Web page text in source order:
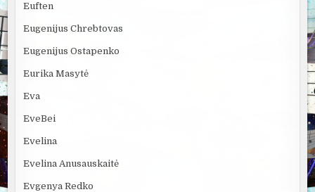
Euften
Eugenijus Chrebtovas
Eugenijus Ostapenko
Eurika Masytė
Eva
EveBei
Evelina
Evelina Anusauskaitė
Evgenya Redko